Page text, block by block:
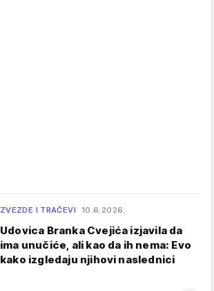
ZVEZDE I TRAČEVI 10.6.2026.
Udovica Branka Cvejića izjavila da
ima unučiće, ali kao da ih nema: Evo
kako izgledaju njihovi naslednici